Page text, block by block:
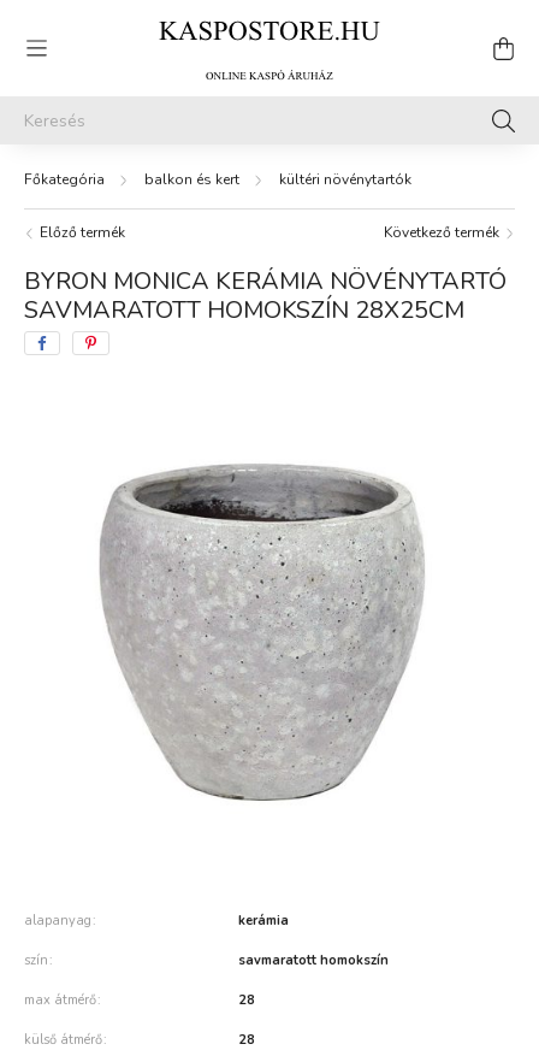
balkon és kert kültéri növénytartók
Előző termék Következő termék
BYRON MONICA KERÁMIA NÖVÉNYTARTÓ
SAVMARATOTT HOMOKSZÍN 28X25CM
alapanyag kerámia
szín savmaratott homokszín
max átmérő 28
külső átmérő 28